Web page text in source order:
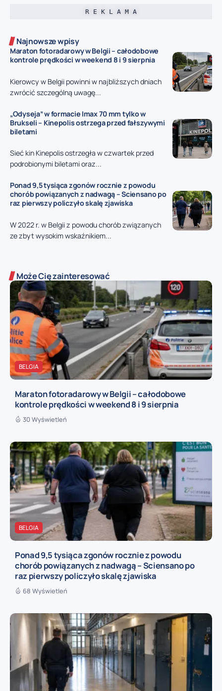
R E K L A M A
Najnowsze wpisy
Maraton fotoradarowy w Belgii – całodobowe
kontrole prędkości w weekend 8 i 9 sierpnia
Kierowcy w Belgii powinni w najbliższych dniach
zwrócić szczególną uwagę...
„Odyseja” w formacie Imax 70 mm tylko w
Brukseli – Kinepolis ostrzega przed fałszywymi
biletami
Sieć kin Kinepolis ostrzegła w czwartek przed
podrobionymi biletami oraz...
Ponad 9,5 tysiąca zgonów rocznie z powodu
chorób powiązanych z nadwagą – Sciensano po
raz pierwszy policzyło skalę zjawiska
W 2022 r. w Belgii z powodu chorób związanych
ze zbyt wysokim wskaźnikiem...
Może Cię zainteresować
BELGIA
Maraton fotoradarowy w Belgii – całodobowe
kontrole prędkości w weekend 8 i 9 sierpnia
30 Wyświetleń
BELGIA
Ponad 9,5 tysiąca zgonów rocznie z powodu
chorób powiązanych z nadwagą – Sciensano po
raz pierwszy policzyło skalę zjawiska
68 Wyświetleń